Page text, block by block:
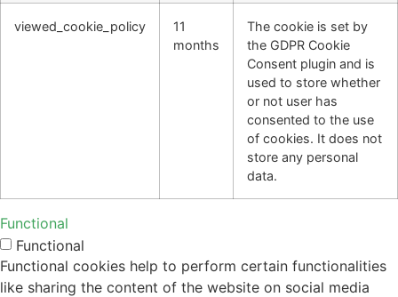
viewed_cookie_policy
11
months
The cookie is set by
the GDPR Cookie
Consent plugin and is
used to store whether
or not user has
consented to the use
of cookies. It does not
store any personal
data.
Functional
Functional
Functional cookies help to perform certain functionalities
like sharing the content of the website on social media